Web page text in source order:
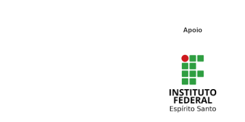
Apoio